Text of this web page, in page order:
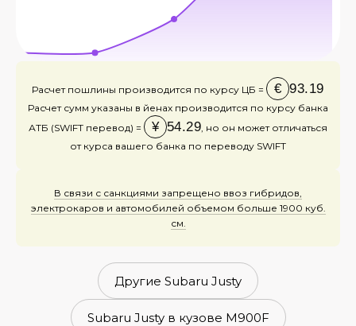
Расчет пошлины производится по курсу ЦБ = € 93.19
Расчет сумм указаны в йенах производится по курсу банка
АТБ (SWIFT перевод) =
¥ 54.29 , но он может отличаться
от курса вашего банка по переводу SWIFT
В связи с санкциями запрещено ввоз гибридов,
электрокаров и автомобилей объемом больше 1900 куб.
см.
Другие Subaru Justy
Subaru Justy в кузове M900F